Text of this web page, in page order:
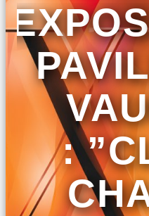
: